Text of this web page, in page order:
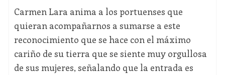
Carmen Lara anima a los portuenses que
quieran acompañarnos a sumarse a este
reconocimiento que se hace con el máximo
cariño de su tierra que se siente muy orgullosa
de sus mujeres, señalando que la entrada es